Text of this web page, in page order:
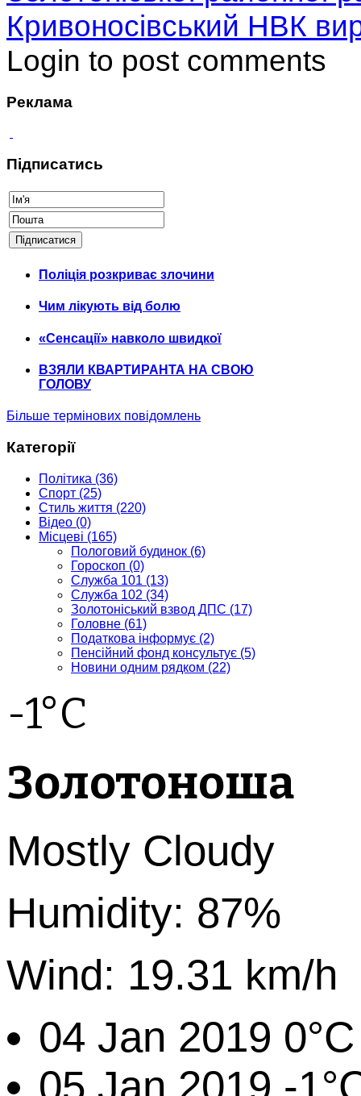
Кривоносівський НВК
Login to post comments
Реклама
Підписатись
Поліція розкриває злочини
Чим лікують від болю
«Сенсації» навколо швидкої
ВЗЯЛИ КВАРТИРАНТА НА СВОЮ
ГОЛОВУ
Більше термінових повідомлень
Категорії
Політика (36)
Спорт (25)
Стиль життя (220)
Відео (0)
Місцеві (165)
Пологовий будинок (6)
Гороскоп (0)
Служба 101 (13)
Служба 102 (34)
Золотоніський взвод ДПС (17)
Головне (61)
Податкова інформує (2)
Пенсійний фонд консультує (5)
Новини одним рядком (22)
-1°C
Золотоноша
Mostly Cloudy
Humidity: 87%
Wind: 19.31 km/h
04 Jan 2019 0°C
05 Jan 2019 -